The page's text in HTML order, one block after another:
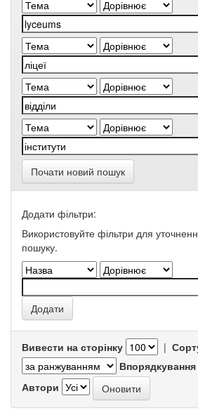
Почати новий пошук
Додати фільтри:
Використовуйте фільтри для
пошуку.
Вивести на сторінку |
Впорядкування
Автори